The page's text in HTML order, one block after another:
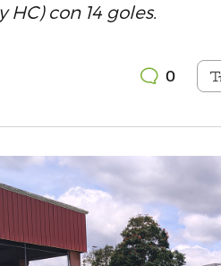
HC) con 14 goles.
0